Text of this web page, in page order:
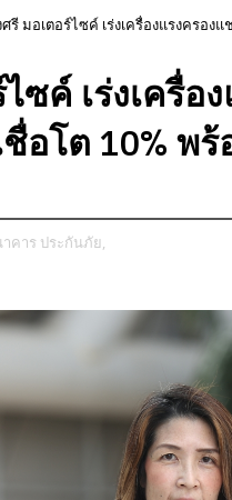
ศรี มอเตอร์ไซค์ เร่งเครื่องแรงครอ
ซค์ เร่งเครื่
อโต 10% พ
คาร ประกันภัย,